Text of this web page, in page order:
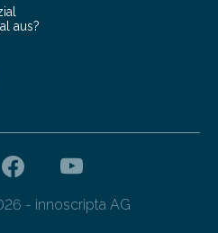
aus?
- innoscripta AG